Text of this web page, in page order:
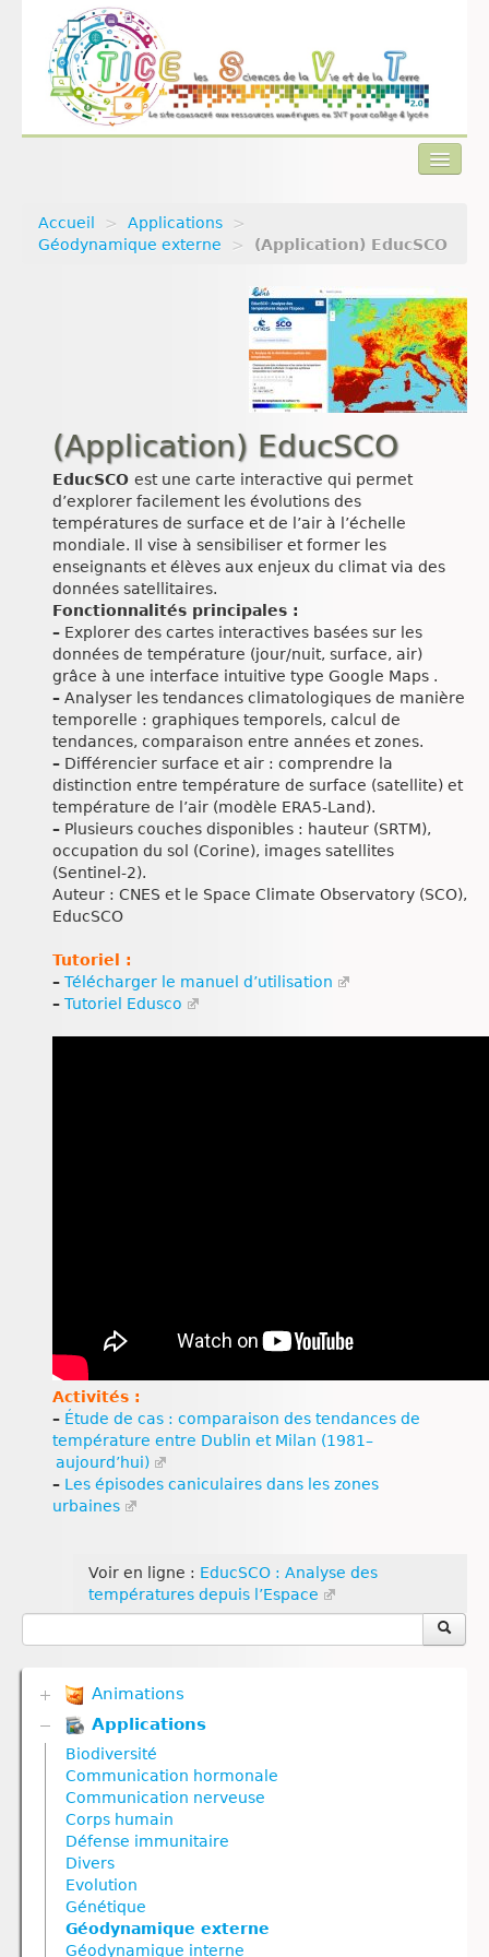
Actualités
Accueil > Applications
>
Géodynamique externe
> (Application) EducSCO
(Application) EducSCO
EducSCO est une carte interactive qui permet
d’explorer facilement les évolutions des
températures de surface et de l’air à l’échelle
mondiale. Il vise à sensibiliser et former les
enseignants et élèves aux enjeux du climat via des
données satellitaires.
Fonctionnalités principales :
– Explorer des cartes interactives basées sur les
données de température (jour/nuit, surface, air)
grâce à une interface intuitive type Google Maps .
– Analyser les tendances climatologiques de manière
temporelle : graphiques temporels, calcul de
tendances, comparaison entre années et zones.
– Différencier surface et air : comprendre la
distinction entre température de surface (satellite) et
température de l’air (modèle ERA5‑Land).
– Plusieurs couches disponibles : hauteur (SRTM),
occupation du sol (Corine), images satellites
(Sentinel‑2).
Auteur : CNES et le Space Climate Observatory (SCO),
EducSCO
Tutoriel :
– Télécharger le manuel d’utilisation
– Tutoriel Edusco
Activités :
– Étude de cas : comparaison des tendances de
température entre Dublin et Milan (1981–
aujourd’hui)
– Les épisodes caniculaires dans les zones
urbaines
Voir en ligne : EducSCO : Analyse des
températures depuis l’Espace
Animations
Biodiversité
Communication hormonale
Communication nerveuse
Corps humain
Défense immunitaire
Divers
Génétique
Géodynamique externe
Géodynamique interne
Nutrition
Nutrition animale
Applications
Biodiversité
Communication hormonale
Communication nerveuse
Corps humain
Défense immunitaire
Divers
Evolution
Génétique
Géodynamique externe
Géodynamique interne